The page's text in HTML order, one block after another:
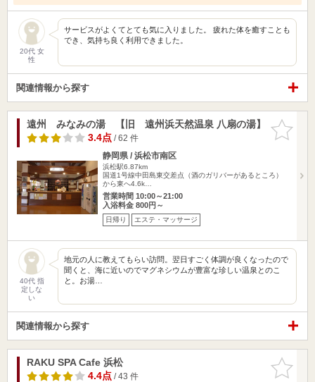
20代 女
性
サービスがよくてとても気に入りました。 疲れた体を癒すことも
でき、気持ち良く利用できました。
関連情報から探す
お気に入
りに追加
遠州 みなみの湯 【旧 遠州浜天然温泉 八扇の湯】
3.4点/ 62 件
静岡県 / 浜松市南区
浜松駅6.87km
国道1号線中田島東交差点（酒のガリバーがあるところ）
から東へ4.6k…
営業時間 10:00～21:00
入浴料金 800円～
日帰り エステ・マッサージ
40代 指
定しな
い
地元の人に教えてもらい訪問。翌日すごく体調が良くなったので
聞くと、海に近いのでマグネシウムが豊富な珍しい温泉とのこ
と。お湯…
関連情報から探す
お気に入
りに追加
RAKU SPA Cafe 浜松
4.4点/ 43 件